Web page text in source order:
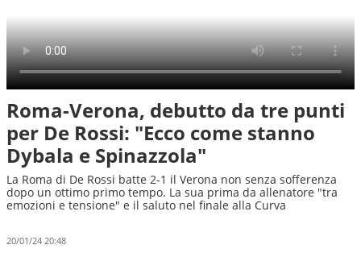
Roma-Verona, debutto da tre punti
per De Rossi: "Ecco come stanno
Dybala e Spinazzola"
La Roma di De Rossi batte 2-1 il Verona non senza sofferenza
dopo un ottimo primo tempo. La sua prima da allenatore "tra
emozioni e tensione" e il saluto nel finale alla Curva
20/01/24 20:48